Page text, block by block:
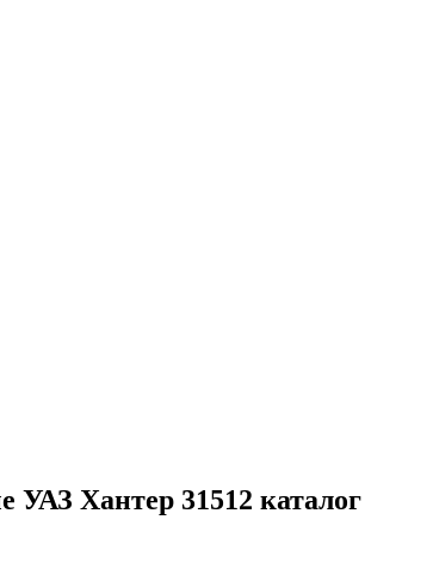
УАЗ Хантер 31512 каталог